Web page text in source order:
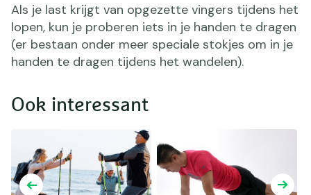
Als je last krijgt van opgezette vingers tijdens het
lopen, kun je proberen iets in je handen te dragen
(er bestaan onder meer speciale stokjes om in je
handen te dragen tijdens het wandelen).
Ook interessant